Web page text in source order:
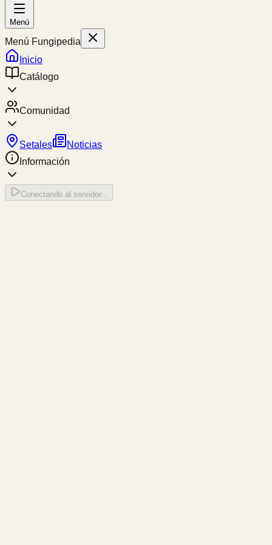
Menú
Menú Fungipedia
Inicio
Catálogo
Comunidad
Setales
Noticias
Información
Conectando al servidor...